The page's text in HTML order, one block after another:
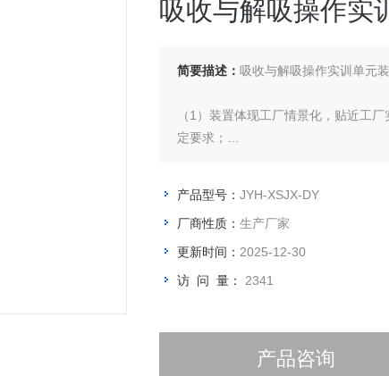
吸收与解吸操作实
简要描述： 吸收与解吸操作实训单元
（1）装置体现工厂情景化，贴近工
定要求；
控制操作技能训练；
（3）能了解吸收解吸操作基本原理和
理和性能参数、了解流量、压力、温
产品型号： JYH-XSJX-DY
厂商性质： 生产厂家
更新时间： 2025-12-30
访 问 量： 2341
产品咨询